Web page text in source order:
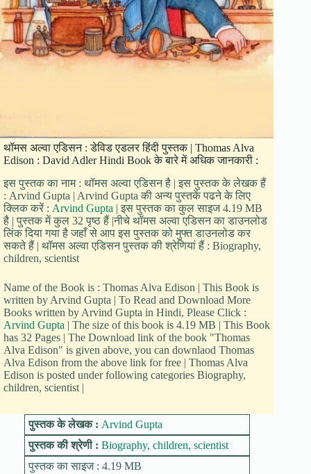
थॉमस अल्वा एडिसन : डेविड एडलर हिंदी पुस्तक | Thomas Alva
Edison : David Adler Hindi Book के बारे में अधिक जानकारी :
इस पुस्तक का नाम : थॉमस अल्वा एडिसन है | इस पुस्तक के लेखक हैं
: Arvind Gupta | Arvind Gupta की अन्य पुस्तकें पढने के लिए
क्लिक करें : Arvind Gupta | इस पुस्तक का कुल साइज 4.19 MB
है | पुस्तक में कुल 32 पृष्ठ हैं |नीचे थॉमस अल्वा एडिसन का डाउनलोड
लिंक दिया गया है जहाँ से आप इस पुस्तक को मुफ्त डाउनलोड कर
सकते हैं | थॉमस अल्वा एडिसन पुस्तक की श्रेणियां हैं : Biography,
children, scientist
Name of the Book is : Thomas Alva Edison | This Book is
written by Arvind Gupta | To Read and Download More
Books written by Arvind Gupta in Hindi, Please Click :
Arvind Gupta | The size of this book is 4.19 MB | This Book
has 32 Pages | The Download link of the book "Thomas
Alva Edison" is given above, you can downlaod Thomas
Alva Edison from the above link for free | Thomas Alva
Edison is posted under following categories Biography,
children, scientist |
पुस्तक के लेखक : Arvind Gupta
पुस्तक की श्रेणी : Biography, children, scientist
पुस्तक का साइज : 4.19 MB